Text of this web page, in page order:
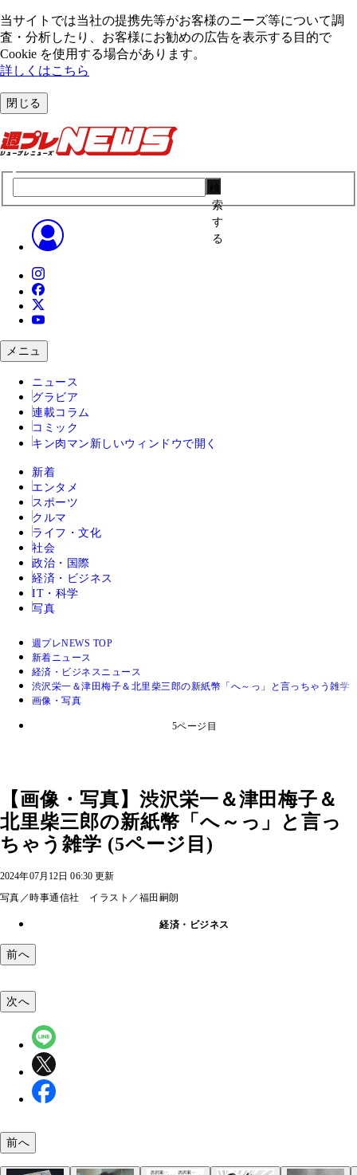
当サイトでは当社の提携先等がお客様のニーズ等について調
査・分析したり、お客様にお勧めの広告を表⽰する⽬的で
Cookie を使⽤する場合があります。
詳しくはこちら
閉じる
索
す
る
メニュ
ニュース
グラビア
連載コラム
コミック
キン肉マン 新しいウィンドウで開く
新着
エンタメ
スポーツ
クルマ
ライフ・文化
社会
政治・国際
経済・ビジネス
IT・科学
写真
週プレNEWS TOP
新着ニュース
経済・ビジネスニュース
渋沢栄一＆津田梅子＆北里柴三郎の新紙幣「へ～っ」と言っちゃう雑学
画像・写真
5ページ目
【画像・写真】渋沢栄一＆津田梅子＆
北里柴三郎の新紙幣「へ～っ」と言っ
ちゃう雑学 (5ページ目)
2024年07月12日 06:30 更新
写真／時事通信社 イラスト／福田嗣朗
経済・ビジネス
前へ
次へ
前へ